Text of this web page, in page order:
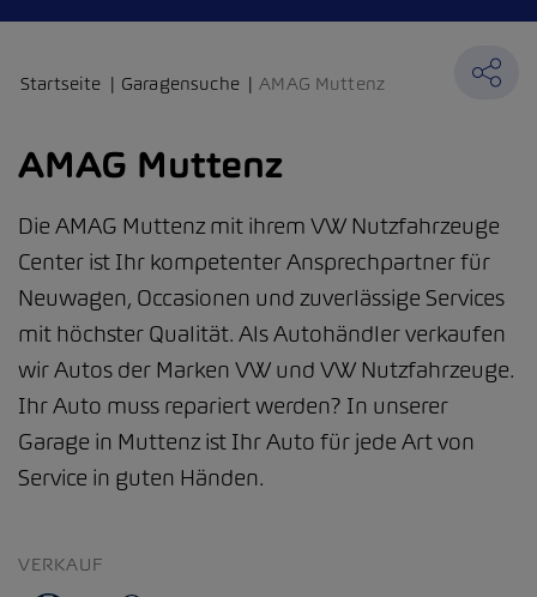
Startseite Garagensuche AMAG Muttenz
AMAG Muttenz
Die AMAG Muttenz mit ihrem VW Nutzfahrzeuge
Center ist Ihr kompetenter Ansprechpartner für
Neuwagen, Occasionen und zuverlässige Services
mit höchster Qualität. Als Autohändler verkaufen
wir Autos der Marken VW und VW Nutzfahrzeuge.
Ihr Auto muss repariert werden? In unserer
Garage in Muttenz ist Ihr Auto für jede Art von
Service in guten Händen.
VERKAUF